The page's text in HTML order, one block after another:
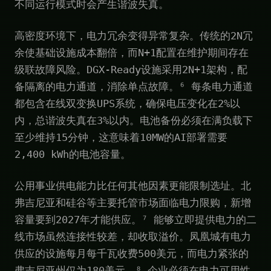
不同运行模式时会产生谐波失真。
高密度环境下，电力冗余变得异常复杂。传统的2N冗
余使基础设施成本翻倍，而N+1配置在维护期间存在
级联故障风险。DGX-Ready设施采用2N+1架构，配
备隔离的电力通道，消除单点故障。⁶ 每条电力通道
都包含在线双变换UPS系统，确保电压变化在2%以
内，总谐波失真在3%以内。电池备份必须在满负载下
至少维持15分钟，这意味着10MW的AI部署需要
2,400 kWh的电池容量。
公用事业供电能力比任何其他因素更能限制选址。北
弗吉尼亚和硅谷等主要托管市场面临电力限购，新增
容量要到2027年才能供应。⁷ 能够立即提供电力的二
线市场虽然连接性较差，却收取溢价。凤凰城有电力
供应的设施每月每千瓦收费500美元，而电力紧张的